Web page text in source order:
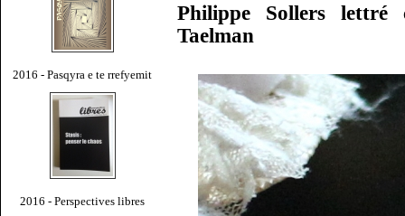
2016 - Pasqyra e te rrefyemit
2016 - Perspectives libres
Philippe Sollers lettré
Taelman